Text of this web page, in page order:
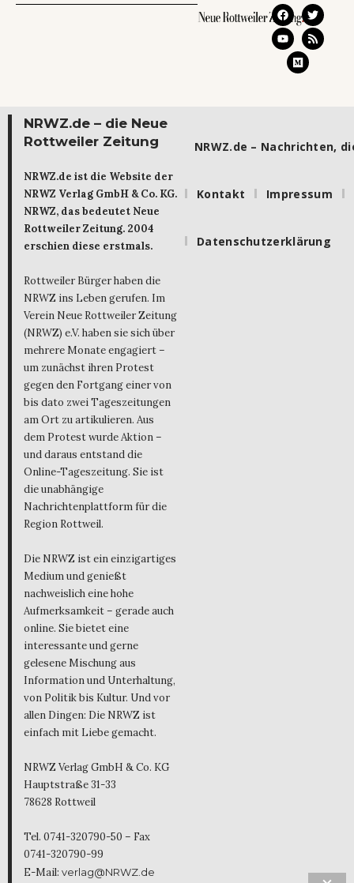
NRWZ.de – die Neue
Rottweiler Zeitung
NRWZ.de ist die Website der
NRWZ Verlag GmbH & Co. KG.
NRWZ, das bedeutet Neue
Rottweiler Zeitung. 2004
erschien diese erstmals.
Rottweiler Bürger haben die
NRWZ ins Leben gerufen. Im
Verein Neue Rottweiler Zeitung
(NRWZ) e.V. haben sie sich über
mehrere Monate engagiert –
um zunächst ihren Protest
gegen den Fortgang einer von
bis dato zwei Tageszeitungen
am Ort zu artikulieren. Aus
dem Protest wurde Aktion –
und daraus entstand die
Online-Tageszeitung. Sie ist
die unabhängige
Nachrichtenplattform für die
Region Rottweil.
Die NRWZ ist ein einzigartiges
Medium und genießt
nachweislich eine hohe
Aufmerksamkeit – gerade auch
online. Sie bietet eine
interessante und gerne
gelesene Mischung aus
Information und Unterhaltung,
von Politik bis Kultur. Und vor
allen Dingen: Die NRWZ ist
einfach mit Liebe gemacht.
NRWZ Verlag GmbH & Co. KG
Hauptstraße 31-33
78628 Rottweil
Tel. 0741-320790-50 – Fax
0741-320790-99
E-Mail: verlag@NRWZ.de
NRWZ.de – Nachrichten,
Kontakt Impressum
Datenschutzerklärung